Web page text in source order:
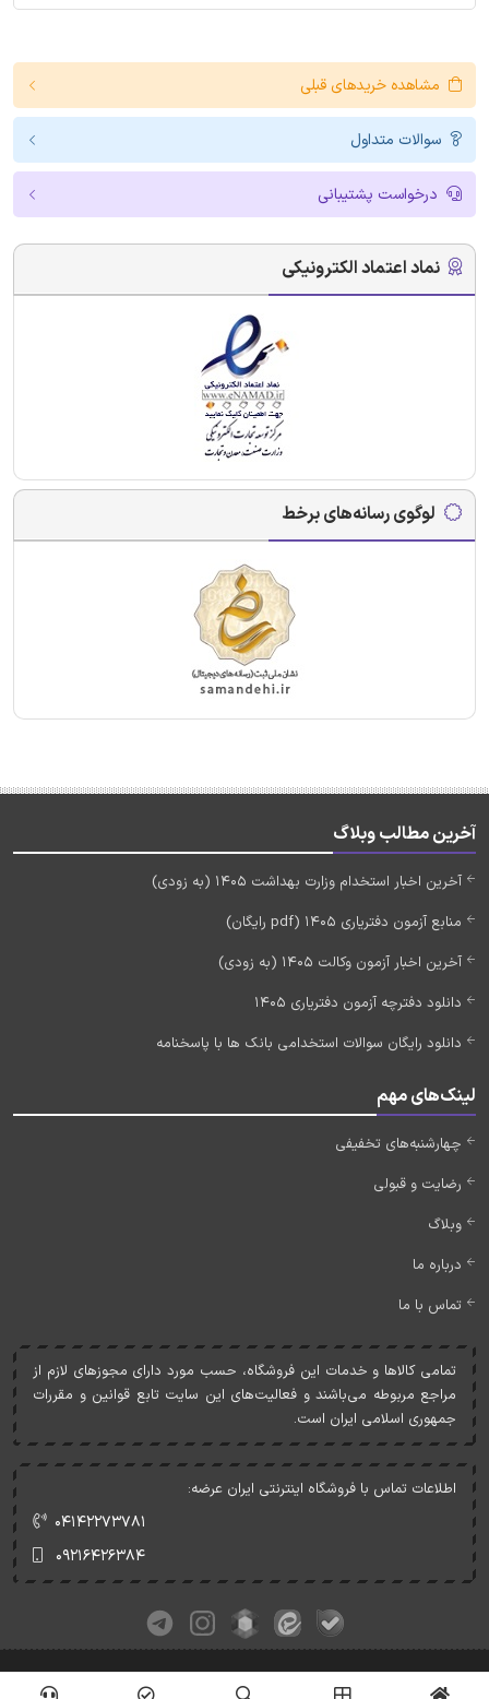
مشاهده خریدهای قبلی
سوالات متداول
درخواست پشتیبانی
نماد اعتماد الکترونیکی
لوگوی رسانه‌های برخط
آخرین مطالب وبلاگ
آخرین اخبار استخدام وزارت بهداشت 1405 (به زودی)
منابع آزمون دفتریاری 1405 (pdf رایگان)
آخرین اخبار آزمون وکالت 1405 (به زودی)
دانلود دفترچه آزمون دفتریاری 1405
دانلود رایگان سوالات استخدامی بانک ها با پاسخنامه
لینک‌های مهم
چهارشنبه‌های تخفیفی
رضایت و قبولی
وبلاگ
درباره ما
تماس با ما
تمامی کالاها و خدمات اين فروشگاه، حسب مورد دارای مجوزهای لازم از
مراجع مربوطه می‌باشند و فعاليت‌های اين سايت تابع قوانين و مقررات
جمهوری اسلامی ايران است.
اطلاعات تماس با فروشگاه اینترنتی ایران عرضه:
۰۴۱۴۲۲۷۳۷۸۱
۰۹۲۱۶۴۲۶۳۸۴
کلیه حقوق این وبسایت متعلق به ایران عرضه می‌باشد.